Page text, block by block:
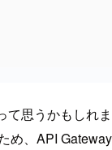
思うかもしれ
、API